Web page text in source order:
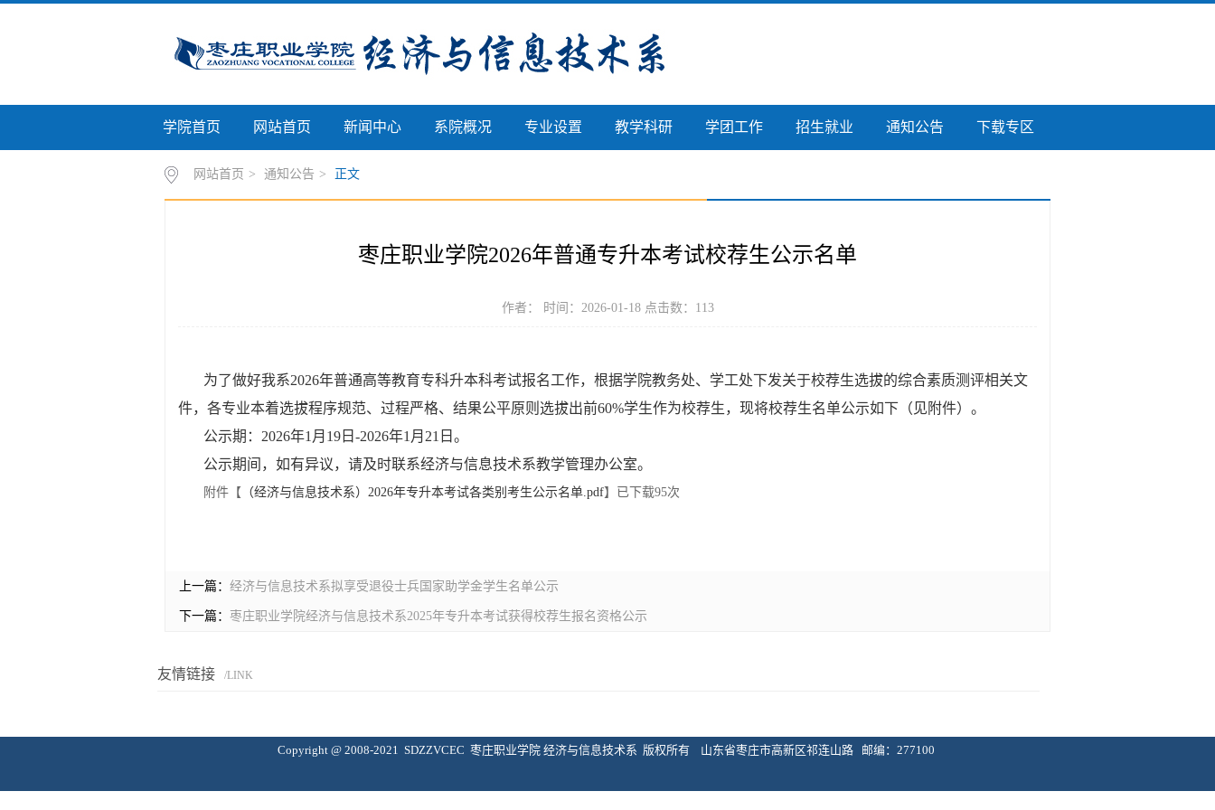
学院首页 网站首页 新闻中心 系院概况 专业设置 教学科研 学团工作 招生就业 通知公告 下载专区
网站首页 > 通知公告 > 正文
枣庄职业学院2026年普通专升本考试校荐生公示名单
作者： 时间：2026-01-18 点击数： 113
为了做好我系2026年普通高等教育专科升本科考试报名工作，根据学院教务处、学工处下发关于校荐生选拔的综合素质测评相关文
件，各专业本着选拔程序规范、过程严格、结果公平原则选拔出前60%学生作为校荐生，现将校荐生名单公示如下（见附件）。
公示期：2026年1月19日-2026年1月21日。
公示期间，如有异议，请及时联系经济与信息技术系教学管理办公室。
附件【 （经济与信息技术系）2026年专升本考试各类别考生公示名单.pdf】已下载95次
上一篇： 经济与信息技术系拟享受退役士兵国家助学金学生名单公示
下一篇： 枣庄职业学院经济与信息技术系2025年专升本考试获得校荐生报名资格公示
友情链接 /LINK
Copyright @ 2008-2021 SDZZVCEC 枣庄职业学院 经济与信息技术系 版权所有 山东省枣庄市高新区祁连山路 邮编：277100